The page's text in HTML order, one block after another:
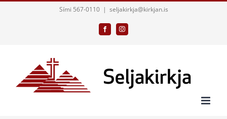
Sími 567-0110 | seljakirkja@kirkjan.is
FacebookInstagram